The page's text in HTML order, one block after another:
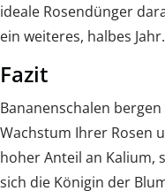
ideale Rosendünger
ein weiteres, halbes Jahr.
Fazit
Bananenschalen
Wachstum Ihrer Rosen
hoher Anteil an Kalium,
sich die Königin der